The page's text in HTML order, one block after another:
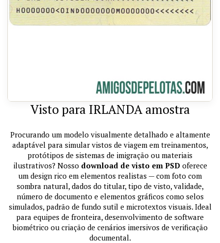
Visto para IRLANDA amostra
Procurando um modelo visualmente detalhado e altamente
adaptável para simular vistos de viagem em treinamentos,
protótipos de sistemas de imigração ou materiais
ilustrativos? Nosso download de visto em PSD oferece
um design rico em elementos realistas — com foto com
sombra natural, dados do titular, tipo de visto, validade,
número de documento e elementos gráficos como selos
simulados, padrão de fundo sutil e microtextos visuais. Ideal
para equipes de fronteira, desenvolvimento de software
biométrico ou criação de cenários imersivos de verificação
documental.